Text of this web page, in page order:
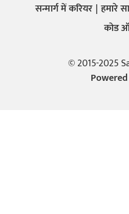
सन्मार्ग में करियर हमारे
कोड
© 2015-2025